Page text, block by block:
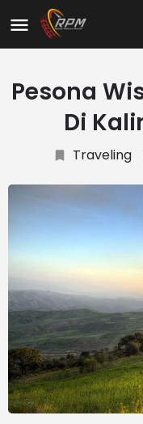
Pesona
Di
Traveling